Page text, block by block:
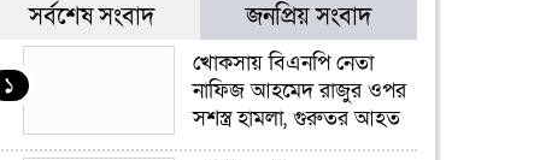
সর্বশেষ সংবাদ জনপ্রিয় সংবাদ
১
খোকসায় বিএনপি নেতা
নাফিজ আহমেদ রাজুর ওপর
সশস্ত্র হামলা, গুরুতর আহত